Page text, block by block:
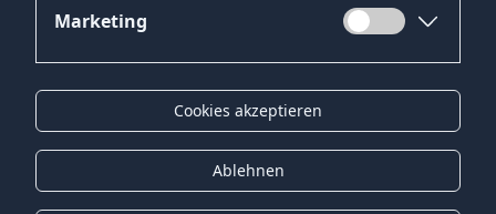
Marketing
Cookies akzeptieren
Ablehnen
Datenschutz
Impressum
Kontakt
Gender-Hinweis